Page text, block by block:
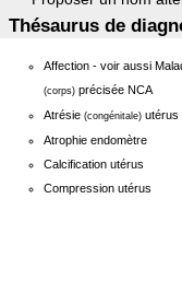
Thésaurus de
Affection - voir aussi
(corps) précisée NCA
Atrésie (congénitale) utérus
Atrophie endomètre
Calcification utérus
Compression utérus